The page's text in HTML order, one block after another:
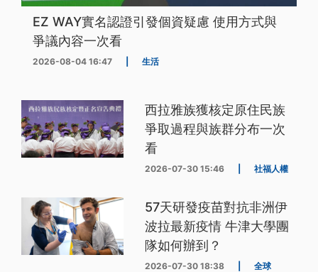
EZ WAY實名認證引發個資疑慮 使用方式與
爭議內容一次看
2026-08-04 16:47 生活
西拉雅族獲核定原住民族
爭取過程與族群分布一次
看
2026-07-30 15:46 社福人權
57天研發疫苗對抗非洲伊
波拉最新疫情 牛津大學團
隊如何辦到？
2026-07-30 18:38 全球